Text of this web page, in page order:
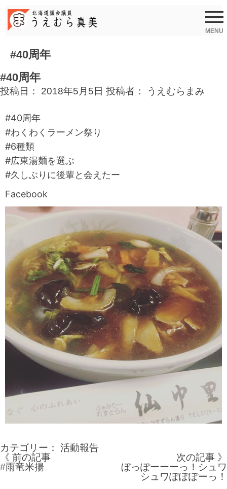
content
MENU
#40周年
#40周年
投稿日： 2018年5月5日 投稿者： うえむらまみ
#40周年
#わくわくラーメン祭り
#6種類
#広東湯麺を選ぶ
#久しぶりに後輩と会えたー
Facebook
カテゴリー： 活動報告
投《 前の記事
#雨竜米揚
次の記事 》
ぼっぽーーーっ！シュワ
シュワぽぽぽーっ！